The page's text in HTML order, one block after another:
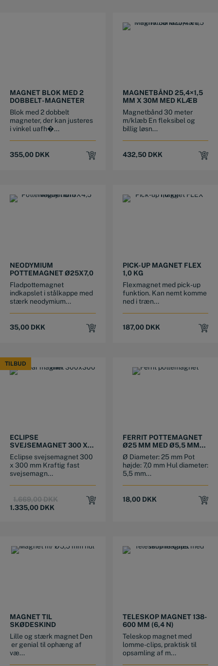
MAGNET BLOK MED 2
DOBBELT-MAGNETER
Blok med 2 dobbelt
magneter, der kan justeres
i vinkel uafh�...
355,00 DKK
MAGNETBÅND 25,4×1,5
MM X 30M MED KLÆB
Magnetbånd 30 meter
m/klæb En fleksibel og
billig løsn...
432,50 DKK
NEODYMIUM
POTTEMAGNET Ø25X7,0
Fladpottemagnet
indkapslet i stålkappe med
stærk neodymium...
35,00 DKK
PICK-UP MAGNET FLEX
1,0 KG
Flexmagnet med pick-up
funktion. Kan nemt komme
ned i træn...
187,00 DKK
TILBUD
TILBUD
ECLIPSE
SVEJSEMAGNET 300 X
300 MM
Eclipse svejsemagnet 300
x 300 mm Kraftig fast
svejsemagn...
1.669,00DKKOriginal
1.335,00 DKK
Current
FERRIT POTTEMAGNET
Ø25 MM MED Ø5,5 MM
HUL
Ø Diameter: 25 mm Pot
højde: 7,0 mm Hul diameter:
5,5 mm...
18,00 DKK
MAGNET TIL
SKØDESKIND
Lille og stærk magnet Den
er genial til ophæng af
væ...
TELESKOP MAGNET 138-
600 MM (6,4 N)
Teleskop magnet med
lomme-clips, praktisk til
opsamling af m...